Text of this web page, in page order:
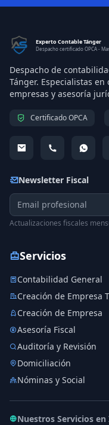
Experto Contable Tánger
Despacho certificado OPCA -
Despacho de
Tánger. Especialistas
empresas y asesoría
Certificado OPCA
Newsletter Fiscal
Actualizaciones fiscales
Servicios
Contabilidad General
Creación de Empresa
Creación de Empresa
Asesoría Fiscal
Auditoría y Revisión
Domiciliación
Nóminas y Social
Nuestros Servicios en